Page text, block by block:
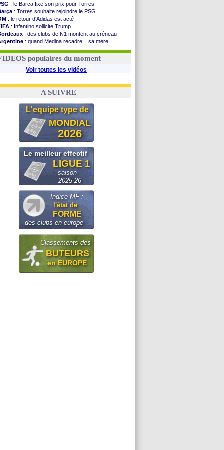
: le Barça fixe son prix pour Torres
: Torres souhaite rejoindre le PSG !
: le retour d'Adidas est acté
: Infantino sollicite Trump
: des clubs de N1 montent au créneau
: quand Medina recadre... sa mère
: Paixão attire un 2e club anglais
populaires du moment
Voir toutes les vidéos
A SUIVRE
L'equipe type de
MONDIAL
2026
Le meilleur effectif
LIGUE 1
saison
2025-26
Indice MF :
l'état de
FORME
des clubs en europe
Classements des
BUTEURS
en EUROPE